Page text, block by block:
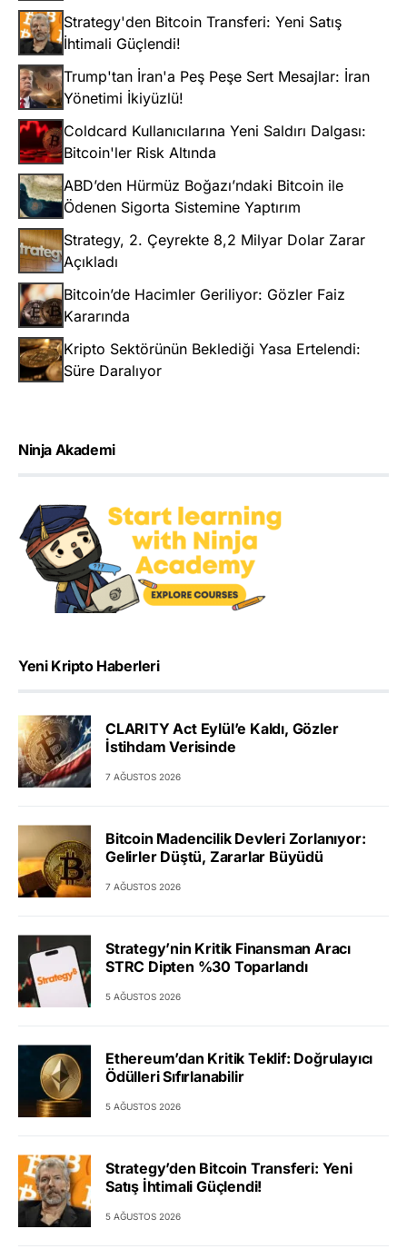
Strategy'den Bitcoin Transferi: Yeni Satış
İhtimali Güçlendi!
Trump'tan İran'a Peş Peşe Sert Mesajlar: İran
Yönetimi İkiyüzlü!
Coldcard Kullanıcılarına Yeni Saldırı Dalgası:
Bitcoin'ler Risk Altında
ABD’den Hürmüz Boğazı’ndaki Bitcoin ile
Ödenen Sigorta Sistemine Yaptırım
Strategy, 2. Çeyrekte 8,2 Milyar Dolar Zarar
Açıkladı
Bitcoin’de Hacimler Geriliyor: Gözler Faiz
Kararında
Kripto Sektörünün Beklediği Yasa Ertelendi:
Süre Daralıyor
Ninja Akademi
Yeni Kripto Haberleri
CLARITY Act Eylül’e Kaldı, Gözler
İstihdam Verisinde
7 AĞUSTOS 2026
Bitcoin Madencilik Devleri Zorlanıyor:
Gelirler Düştü, Zararlar Büyüdü
7 AĞUSTOS 2026
Strategy’nin Kritik Finansman Aracı
STRC Dipten %30 Toparlandı
5 AĞUSTOS 2026
Ethereum’dan Kritik Teklif: Doğrulayıcı
Ödülleri Sıfırlanabilir
5 AĞUSTOS 2026
Strategy’den Bitcoin Transferi: Yeni
Satış İhtimali Güçlendi!
5 AĞUSTOS 2026